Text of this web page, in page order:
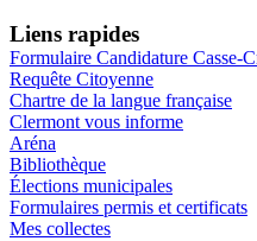
Liens rapides
Formulaire Candidature Casse-
Requête Citoyenne
Chartre de la langue française
Clermont vous informe
Aréna
Bibliothèque
Élections municipales
Formulaires permis et certificats
Mes collectes